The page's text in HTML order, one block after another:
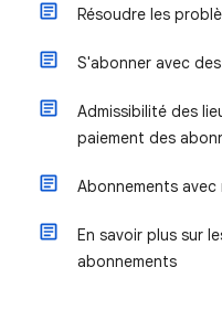
Résoudre les
S'abonner avec
Admissibilité des
paiement des
Abonnements
En savoir plus sur
abonnements